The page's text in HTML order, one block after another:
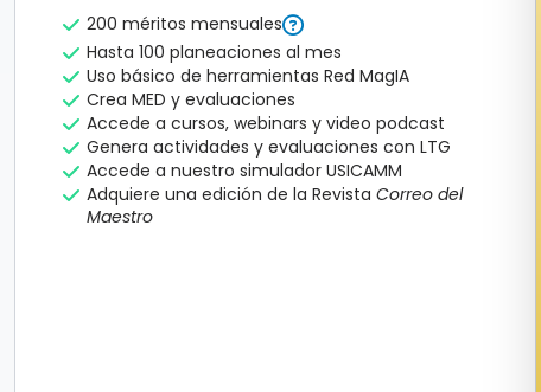
200 méritos mensuales
Hasta 100 planeaciones al mes
Uso básico de herramientas Red MagIA
Crea MED y evaluaciones
Accede a cursos, webinars y video podcast
Genera actividades y evaluaciones con LTG
Accede a nuestro simulador USICAMM
Adquiere una edición de la Revista Correo del
Maestro